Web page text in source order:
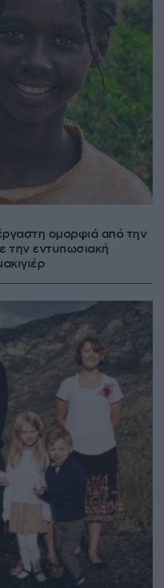
ομορφιά από την
την εντυπωσιακή